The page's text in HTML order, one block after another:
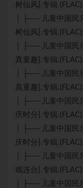
树仙风].专辑
│ ├── 儿童中国民
树仙风].专辑
│ ├── 儿童中国民
真童趣].专辑
│ ├── 儿童中国民
真童趣].专辑
│ ├── 儿童中国民
庆时分].专辑
│ ├── 儿童中国民
庆时分].专辑
│ ├── 儿童中国民
戏连台].专辑
│ ├── 儿童中国民